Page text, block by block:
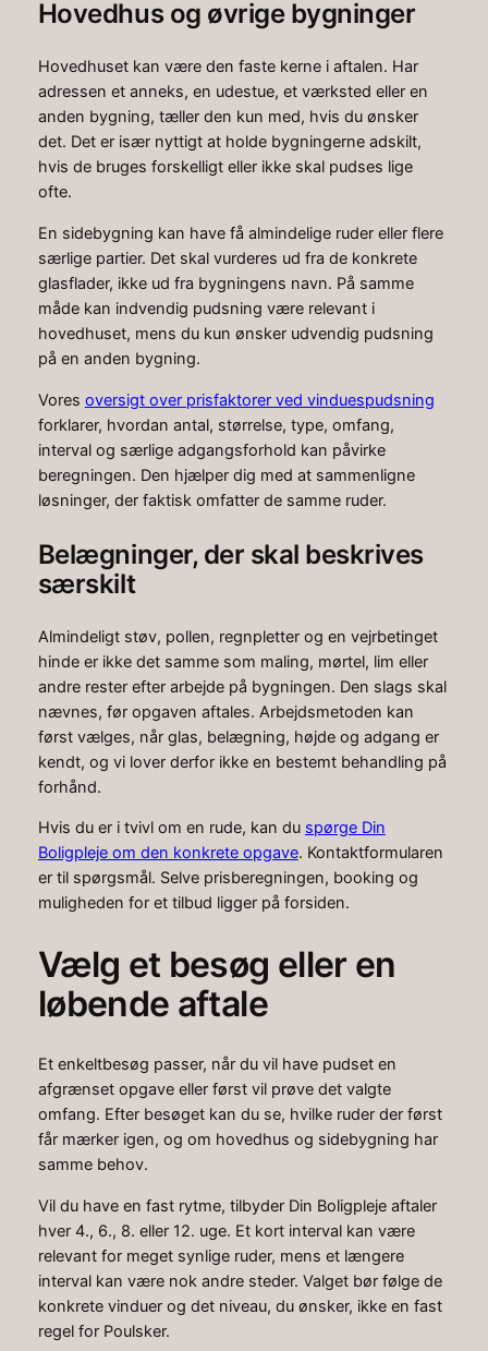
Hovedhus og øvrige bygninger
Hovedhuset kan være den faste kerne i aftalen. Har
adressen et anneks, en udestue, et værksted eller en
anden bygning, tæller den kun med, hvis du ønsker
det. Det er især nyttigt at holde bygningerne adskilt,
hvis de bruges forskelligt eller ikke skal pudses lige
ofte.
En sidebygning kan have få almindelige ruder eller flere
særlige partier. Det skal vurderes ud fra de konkrete
glasflader, ikke ud fra bygningens navn. På samme
måde kan indvendig pudsning være relevant i
hovedhuset, mens du kun ønsker udvendig pudsning
på en anden bygning.
Vores oversigt over prisfaktorer ved vinduespudsning
forklarer, hvordan antal, størrelse, type, omfang,
interval og særlige adgangsforhold kan påvirke
beregningen. Den hjælper dig med at sammenligne
løsninger, der faktisk omfatter de samme ruder.
Belægninger, der skal beskrives
særskilt
Almindeligt støv, pollen, regnpletter og en vejrbetinget
hinde er ikke det samme som maling, mørtel, lim eller
andre rester efter arbejde på bygningen. Den slags skal
nævnes, før opgaven aftales. Arbejdsmetoden kan
først vælges, når glas, belægning, højde og adgang er
kendt, og vi lover derfor ikke en bestemt behandling på
forhånd.
Hvis du er i tvivl om en rude, kan du spørge Din
Boligpleje om den konkrete opgave. Kontaktformularen
er til spørgsmål. Selve prisberegningen, booking og
muligheden for et tilbud ligger på forsiden.
Vælg et besøg eller en
løbende aftale
Et enkeltbesøg passer, når du vil have pudset en
afgrænset opgave eller først vil prøve det valgte
omfang. Efter besøget kan du se, hvilke ruder der først
får mærker igen, og om hovedhus og sidebygning har
samme behov.
Vil du have en fast rytme, tilbyder Din Boligpleje aftaler
hver 4., 6., 8. eller 12. uge. Et kort interval kan være
relevant for meget synlige ruder, mens et længere
interval kan være nok andre steder. Valget bør følge de
konkrete vinduer og det niveau, du ønsker, ikke en fast
regel for Poulsker.